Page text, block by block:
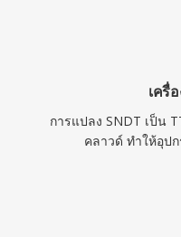
ให้คุณค่ากับความเรี
เครื่
การแปลง SNDT เป็น
คลาวด์ ทำให้อุป